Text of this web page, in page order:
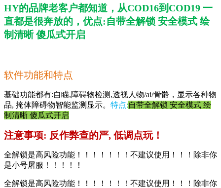
HY的品牌老客户都知道，从COD16到COD19 一
直都是很奔放的，优点:自带全解锁 安全模式 绘
制清晰 傻瓜式开启
软件功能和特点
基础功能都有:自瞄,障碍物检测,透视人物/ai/骨骼，显示各种物
品, 掩体障碍物智能监测显示。 特点:自带全解锁 安全模式 绘
制清晰 傻瓜式开启
注意事项: 反作弊查的严, 低调点玩！
全解锁是高风险功能！！！！！！！不建议使用！！！除非你
是小号屠服！！！！！
全解锁是高风险功能！！！！！！！不建议使用！！！除非你